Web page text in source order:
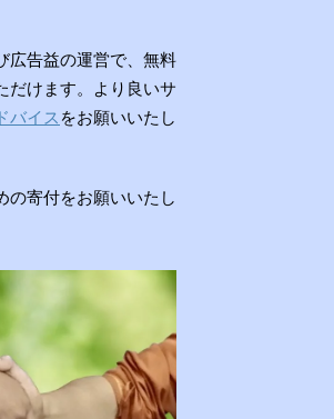
広告益の運営で、無料
だけます。より良いサ
バイス をお願いいたし
の寄付をお願いいたし